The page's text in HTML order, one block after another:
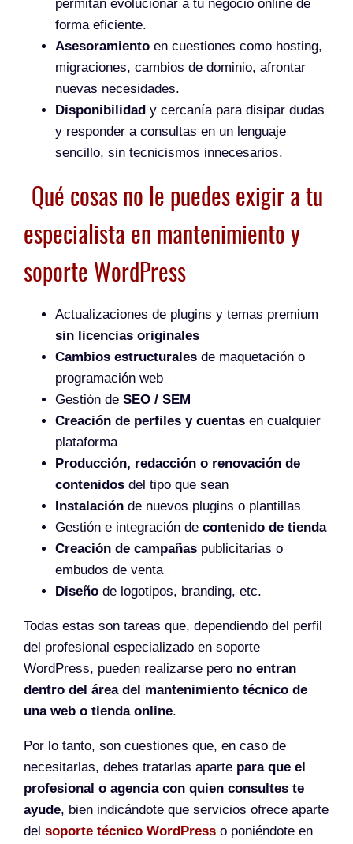
permitan evolucionar a tu negocio online de
forma eficiente.
Asesoramiento en cuestiones como hosting,
migraciones, cambios de dominio, afrontar
nuevas necesidades.
Disponibilidad y cercanía para disipar dudas
y responder a consultas en un lenguaje
sencillo, sin tecnicismos innecesarios.
Qué cosas no le puedes exigir a tu
especialista en mantenimiento y
soporte WordPress
Actualizaciones de plugins y temas premium
sin licencias originales
Cambios estructurales de maquetación o
programación web
Gestión de SEO / SEM
Creación de perfiles y cuentas en cualquier
plataforma
Producción, redacción o renovación de
contenidos del tipo que sean
Instalación de nuevos plugins o plantillas
Gestión e integración de contenido de tienda
Creación de campañas publicitarias o
embudos de venta
Diseño de logotipos, branding, etc.
Todas estas son tareas que, dependiendo del perfil
del profesional especializado en soporte
WordPress, pueden realizarse pero no entran
dentro del área del mantenimiento técnico de
una web o tienda online.
Por lo tanto, son cuestiones que, en caso de
necesitarlas, debes tratarlas aparte para que el
profesional o agencia con quien consultes te
ayude, bien indicándote que servicios ofrece aparte
del soporte técnico WordPress o poniéndote en